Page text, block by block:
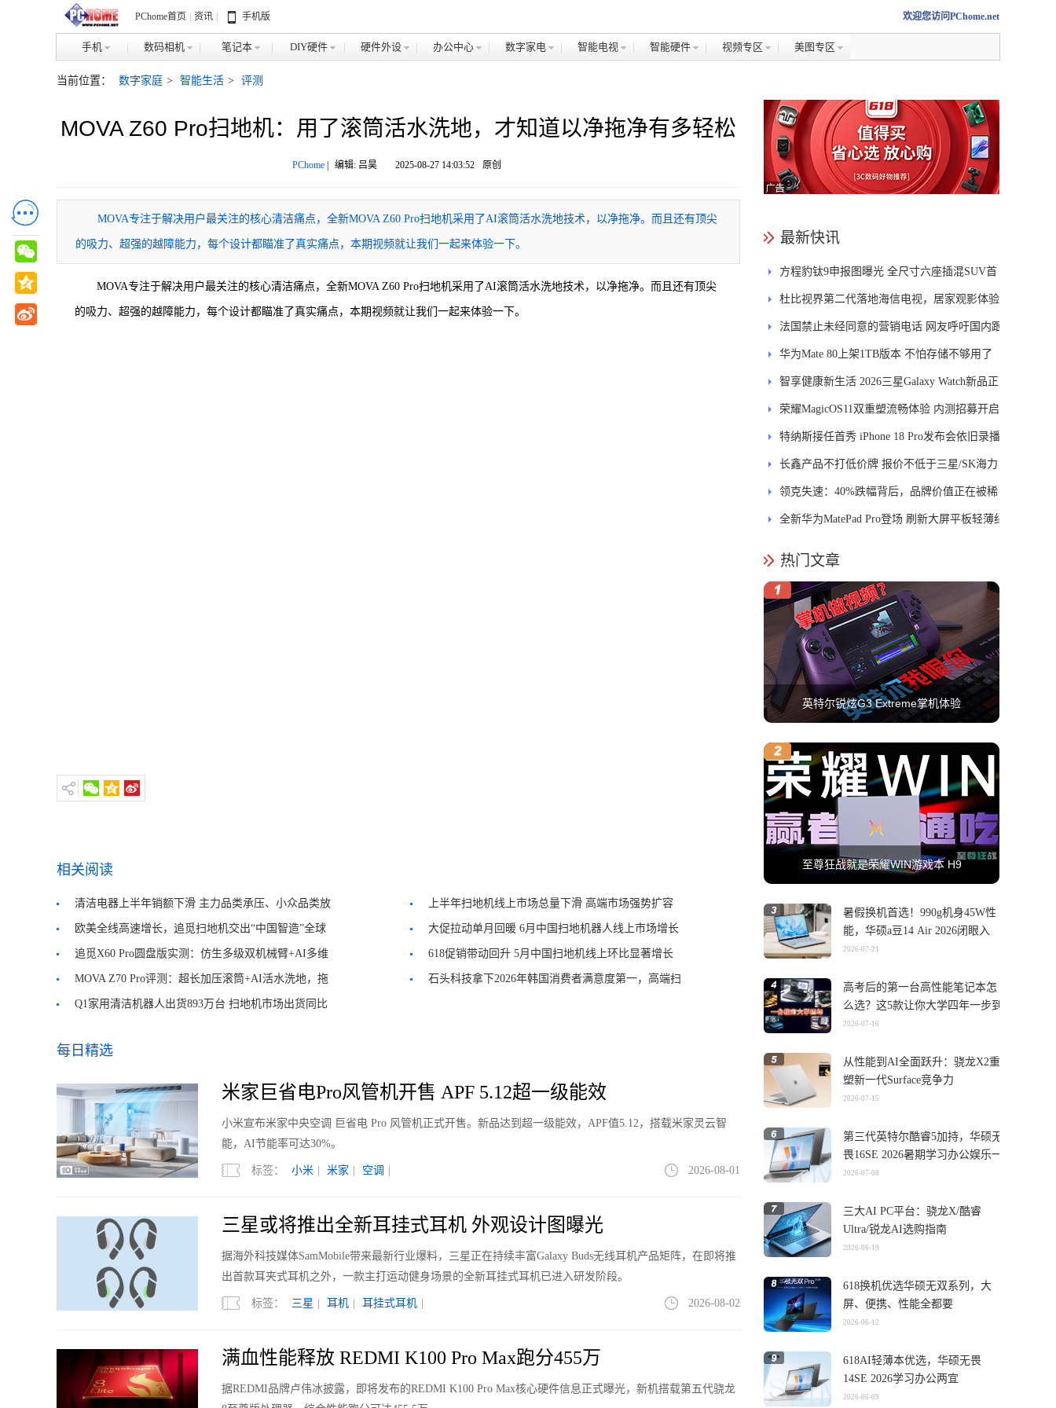
PChome首页 资讯 手机版 欢迎您访问PChome.net
手机 数码相机 笔记本 DIY硬件 硬件外设 办公中心 数字家电 智能电视 智能硬件 视频专区 美图专区
当前位置： 数字家庭 > 智能生活 > 评测
MOVA Z60 Pro扫地机：用了滚筒活水洗地，才知道以净拖净有多轻松
PChome| 编辑: 吕昊 2025-08-27 14:03:52 原创
MOVA专注于解决用户最关注的核心清洁痛点，全新MOVA Z60 Pro扫地机采用了AI滚筒活水洗地技术，以净拖净。而且还有顶尖
的吸力、超强的越障能力，每个设计都瞄准了真实痛点，本期视频就让我们一起来体验一下。
MOVA专注于解决用户最关注的核心清洁痛点，全新MOVA Z60 Pro扫地机采用了AI滚筒活水洗地技术，以净拖净。而且还有顶尖
的吸力、超强的越障能力，每个设计都瞄准了真实痛点，本期视频就让我们一起来体验一下。
相关阅读
清洁电器上半年销额下滑 主力品类承压、小众品类放
量降价
上半年扫地机线上市场总量下滑 高端市场强势扩容
欧美全线高速增长，追觅扫地机交出“中国智造”全球
化新样本
大促拉动单月回暖 6月中国扫地机器人线上市场增长
追觅X60 Pro圆盘版实测：仿生多级双机械臂+AI多维
光感识污 破解清洁难题
618促销带动回升 5月中国扫地机线上环比显著增长
MOVA Z70 Pro评测：超长加压滚筒+AI活水洗地，拖
地体验全链路进阶
石头科技拿下2026年韩国消费者满意度第一，高端扫
Q1家用清洁机器人出货893万台 扫地机市场出货同比
每日精选
米家巨省电Pro风管机开售 APF 5.12超一级能效
小米宣布米家中央空调 巨省电 Pro 风管机正式开售。新品达到超一级能效，APF值5.12，搭载米家灵云智
能，AI节能率可达30%。
标签： 小米 米家 空调 2026-08-01
三星或将推出全新耳挂式耳机 外观设计图曝光
据海外科技媒体SamMobile带来最新行业爆料，三星正在持续丰富Galaxy Buds无线耳机产品矩阵，在即将推
出首款耳夹式耳机之外，一款主打运动健身场景的全新耳挂式耳机已进入研发阶段。
标签： 三星 耳机 耳挂式耳机 2026-08-02
满血性能释放 REDMI K100 Pro Max跑分455万
据REDMI品牌卢伟冰披露，即将发布的REDMI K100 Pro Max核心硬件信息正式曝光，新机搭载第五代骁龙
最新快讯
方程豹钛9申报图曝光 全尺寸六座插混SUV首
发DMS
杜比视界第二代落地海信电视，居家观影体验
能迎来哪些升级？
法国禁止未经同意的营销电话 网友呼吁国内跟
进
华为Mate 80上架1TB版本 不怕存储不够用了
智享健康新生活 2026三星Galaxy Watch新品正
式开售
荣耀MagicOS11双重塑流畅体验 内测招募开启
特纳斯接任首秀 iPhone 18 Pro发布会依旧录播
长鑫产品不打低价牌 报价不低于三星/SK海力
士
领克失速：40%跌幅背后，品牌价值正在被稀
释
全新华为MatePad Pro登场 刷新大屏平板轻薄纪
热门文章
英特尔锐炫G3 Extreme掌机体验
至尊狂战就是荣耀WIN游戏本 H9
暑假换机首选！990g机身45W性
能，华硕a豆14 Air 2026闭眼入
2026-07-21
高考后的第一台高性能笔记本怎
么选？这5款让你大学四年一步到
位
2026-07-16
从性能到AI全面跃升：骁龙X2重
塑新一代Surface竞争力
2026-07-15
第三代英特尔酷睿5加持，华硕无
畏16SE 2026暑期学习办公娱乐一
机搞定
2026-07-08
三大AI PC平台：骁龙X/酷睿
Ultra/锐龙AI选购指南
2026-06-19
618换机优选华硕无双系列，大
屏、便携、性能全都要
2026-06-12
618AI轻薄本优选，华硕无畏
14SE 2026学习办公两宜
2026-06-09